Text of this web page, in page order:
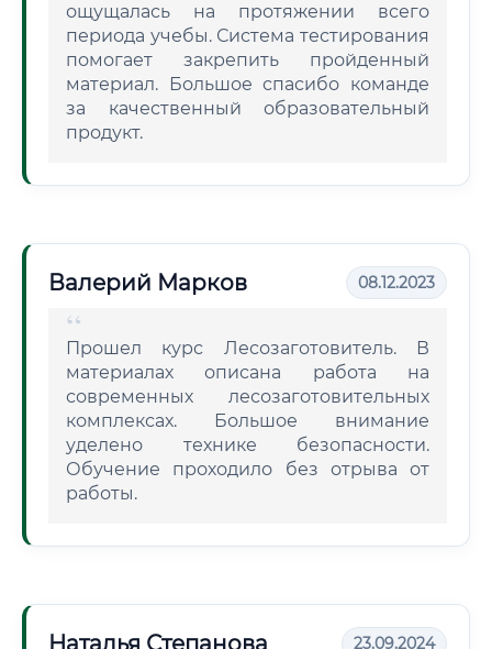
ощущалась на протяжении всего
периода учебы. Система тестирования
помогает закрепить пройденный
материал. Большое спасибо команде
за качественный образовательный
продукт.
Валерий Марков 08.12.2023
Прошел курс Лесозаготовитель. В
материалах описана работа на
современных лесозаготовительных
комплексах. Большое внимание
уделено технике безопасности.
Обучение проходило без отрыва от
работы.
Наталья Степанова 23.09.2024